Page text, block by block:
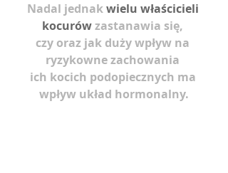
Nadal jednak wielu właścicieli
kocurów zastanawia się,
czy oraz jak duży wpływ na
ryzykowne zachowania
ich kocich podopiecznych ma
wpływ układ hormonalny.